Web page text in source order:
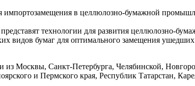
импортозамещения в целлюлозно-бумажной
технологии для развития целлюлозно-
видов бумаг для оптимального замещения
из Москвы, Санкт-Петербурга, Челябинской,
и Пермского края, Республик Татарстан,